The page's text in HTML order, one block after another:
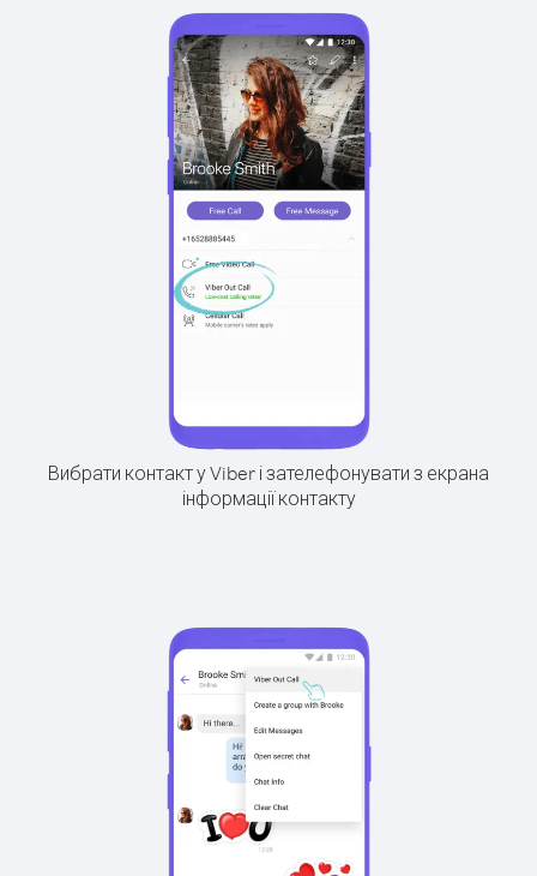
Вибрати контакт у Viber і зателефонувати з екрана
інформації контакту